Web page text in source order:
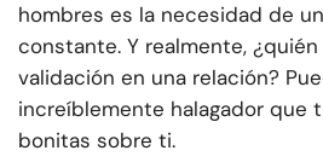
hombres es la necesidad de
constante. Y realmente,
validación en una relación?
increíblemente halagador que
bonitas sobre ti.